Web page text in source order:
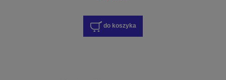
do koszyka